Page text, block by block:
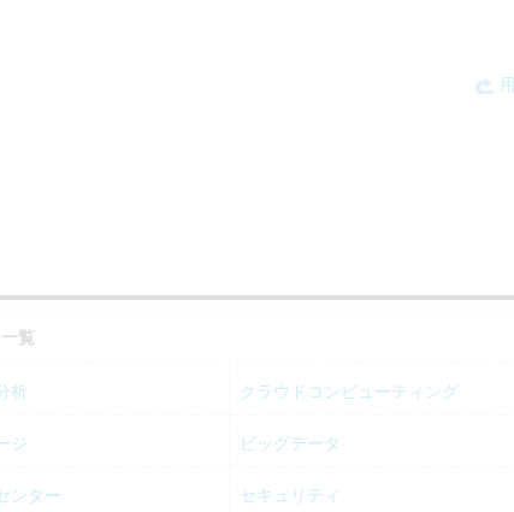
覧
析 クラウドコンピューティング
ジ ビッグデータ
ンター セキュリティ